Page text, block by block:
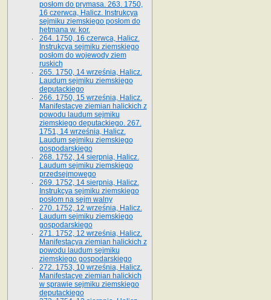
posłom do prymasa. 263. 1750,
16 czerwca, Halicz. Instrukcya
sejmiku ziemskiego posłom do
hetmana w. kor.
264. 1750, 16 czerwca, Halicz.
Instrukcya sejmiku ziemskiego
posłom do wojewody ziem
ruskich
265. 1750, 14 września, Halicz.
Laudum sejmiku ziemskiego
deputackiego
266. 1750, 15 września, Halicz.
Manifestacye ziemian halickich z
powodu laudum sejmiku
ziemskiego deputackiego. 267.
1751, 14 września, Halicz.
Laudum sejmiku ziemskiego
gospodarskiego
268. 1752, 14 sierpnia, Halicz.
Laudum sejmiku ziemskiego
przedsejmowego
269. 1752, 14 sierpnia, Halicz.
Instrukcya sejmiku ziemskiego
posłom na sejm walny
270. 1752, 12 września, Halicz.
Laudum sejmiku ziemskiego
gospodarskiego
271. 1752, 12 września, Halicz.
Manifestacya ziemian halickich z
powodu laudum sejmiku
ziemskiego gospodarskiego
272. 1753, 10 września, Halicz.
Manifestacye ziemian halickich
w sprawie sejmiku ziemskiego
deputackiego